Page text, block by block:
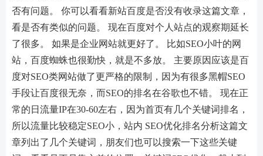
否有问题。 你可以看看新站百度是否没有收录这篇文章，
看是否有类似的问题。 现在百度对个人站点的观察期延长
了很多。 如果是企业网站就更好了。 比如SEO小叶的网
站，百度蜘蛛也很勤快，就是不多放。 主要原因应该是百
度对SEO类网站做了更严格的限制，因为有很多黑帽SEO
手段让百度很无奈，而SEO的排名在谷歌也不错。 现在正
常的日流量IP在30-60左右，因为首页有几个关键词排名，
所以流量比较稳定SEO小，站内 SEO优化排名分析这篇文
章列出了几个关键词，朋友们也可以搜索一下这些关键